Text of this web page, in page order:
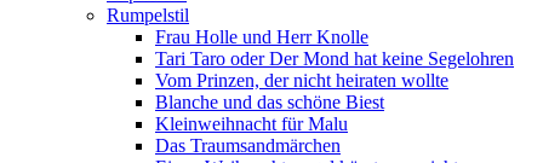
Rumpelstil
Frau Holle und Herr Knolle
Tari Taro oder Der Mond hat keine Segelohren
Vom Prinzen, der nicht heiraten wollte
Blanche und das schöne Biest
Kleinweihnacht für Malu
Das Traumsandmärchen